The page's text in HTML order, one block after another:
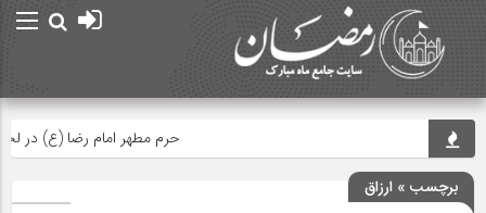
حرم مطهر امام رضا (ع) در
برچسب » ارزاق